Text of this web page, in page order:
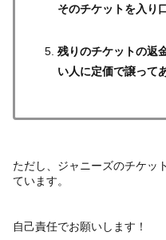
そのチケットを入り
残りのチケットの返
い人に定価で譲って
ただし、ジャニーズのチケッ
ています。
自己責任でお願いします！